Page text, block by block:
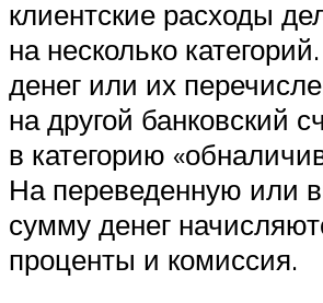
клиентские расходы
на несколько
денег или их
на другой банковский
в категорию
На переведенную или
сумму денег
проценты и комиссия.